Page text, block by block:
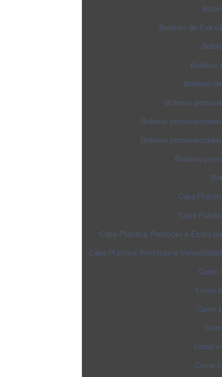
Bobinas de Eva
Bobinas
Bobinas
Bobinas
Bobinas
Bobinas
Bobinas
Capa
Capa
Capa Plástica: Proteção e Estilo
Capa Plástica: Proteção e
Como
Como
Como
Como
Como